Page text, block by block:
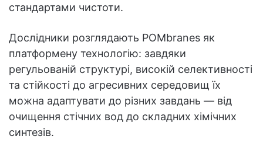
стандартами чистоти.
Дослідники розглядають POMbranes як
платформену технологію: завдяки
регульованій структурі, високій селективності
та стійкості до агресивних середовищ їх
можна адаптувати до різних завдань — від
очищення стічних вод до складних хімічних
синтезів.